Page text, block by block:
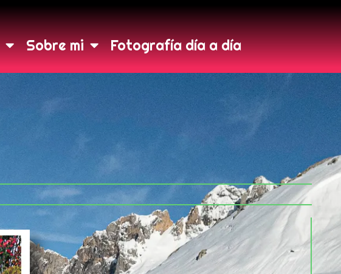
Sobre mi Fotografía día a día